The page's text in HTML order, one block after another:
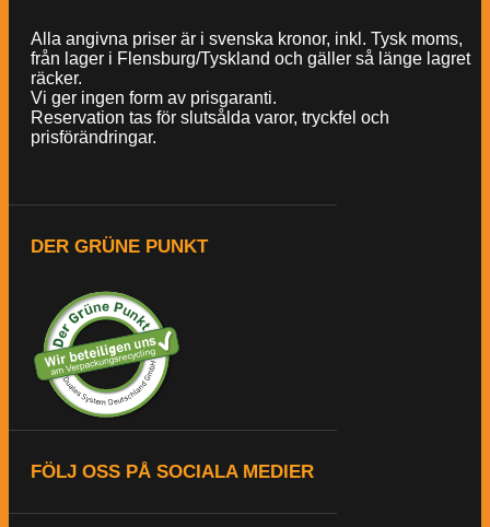
Alla angivna priser är i svenska kronor, inkl. Tysk moms,
från lager i Flensburg/Tyskland och gäller så länge lagret
räcker.
Vi ger ingen form av prisgaranti.
Reservation tas för slutsålda varor, tryckfel och
prisförändringar.
DER GRÜNE PUNKT
FÖLJ OSS PÅ SOCIALA MEDIER